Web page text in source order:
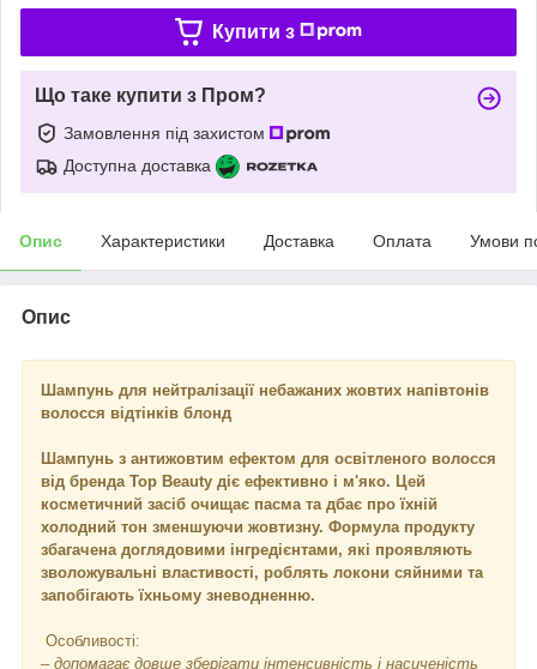
Купити з
Що таке купити з Пром?
Замовлення під захистом
Доступна доставка
Опис Характеристики Доставка Оплата Умови
Опис
Шампунь для нейтралізації небажаних жовтих напівтонів
волосся відтінків блонд
Шампунь з антижовтим ефектом для освітленого волосся
від бренда Top Beauty діє ефективно і м'яко. Цей
косметичний засіб очищає пасма та дбає про їхній
холодний тон зменшуючи жовтизну. Формула продукту
збагачена доглядовими інгредієнтами, які проявляють
зволожувальні властивості, роблять локони сяйними та
запобігають їхньому зневодненню.
Особливості:
– допомагає довше зберігати інтенсивність і насиченість